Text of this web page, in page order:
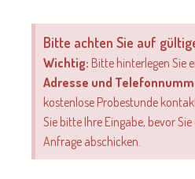
Bitte achten Sie auf
Wichtig: Bitte hinterlegen Sie
Adresse und
kostenlose Probestunde
Sie bitte Ihre Eingabe, bevor
Anfrage abschicken.